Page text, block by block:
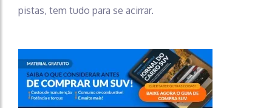
pistas, tem tudo para se acirrar.